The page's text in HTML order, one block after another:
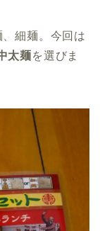
細麺。今回は
太麺を選びま